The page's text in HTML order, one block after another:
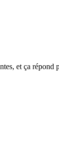
et ça répond